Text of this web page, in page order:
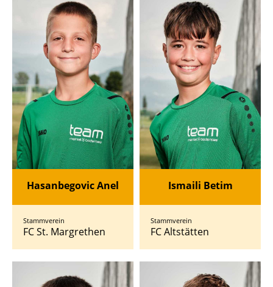
Hasanbegovic Anel
Stammverein
FC St. Margrethen
Ismaili Betim
Stammverein
FC Altstätten